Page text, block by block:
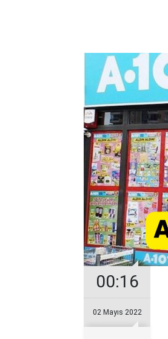
00:16
02 Mayıs 2022